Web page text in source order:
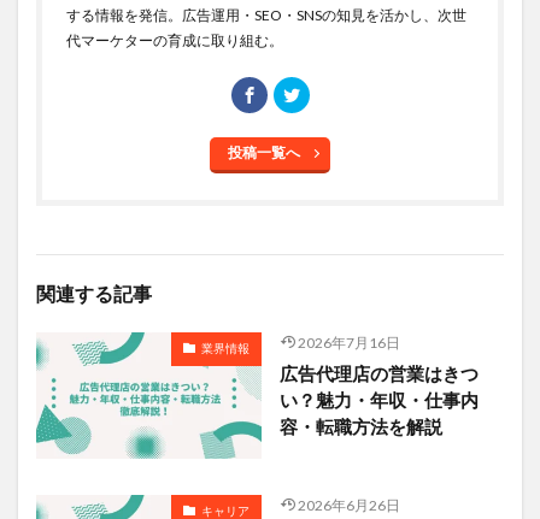
する情報を発信。広告運用・SEO・SNSの知見を活かし、次世
代マーケターの育成に取り組む。
投稿一覧へ
関連する記事
業界情報 2026年7月16日
広告代理店の営業はきつ
い？魅力・年収・仕事内
容・転職方法を解説
キャリア 2026年6月26日